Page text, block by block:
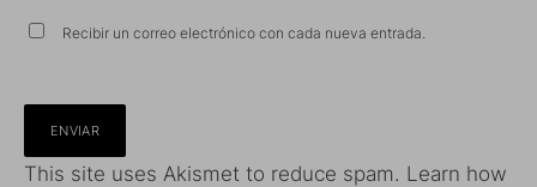
Recibir un correo electrónico con cada nueva entrada.
This site uses Akismet to reduce spam. Learn how